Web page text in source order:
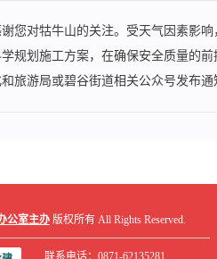
您对牯牛山的关注。受天气因素影
规划施工方案，在确保安全质量的
旅游局或碧谷街道相关公众号发布通
公室主办 版权所有 All Rights Reserved.
联系电话：0871-62135281